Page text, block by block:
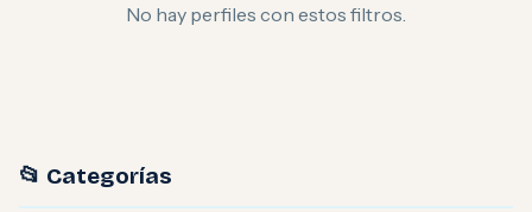
No hay perfiles con estos filtros.
📂 Categorías